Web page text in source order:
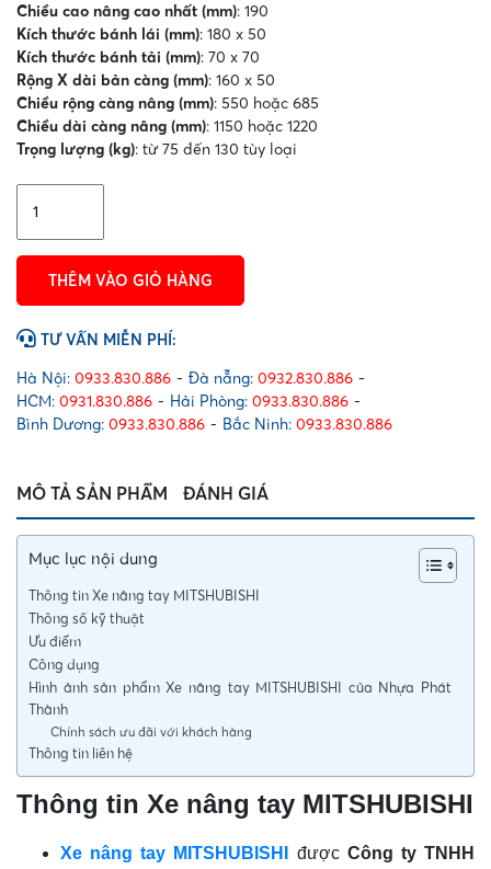
Chiều cao nâng cao nhất (mm): 190
Kích thước bánh lái (mm): 180 x 50
Kích thước bánh tải (mm): 70 x 70
Rộng X dài bản càng (mm): 160 x 50
Chiều rộng càng nâng (mm): 550 hoặc 685
Chiều dài càng nâng (mm): 1150 hoặc 1220
Trọng lượng (kg): từ 75 đến 130 tùy loại
nâng
tay
MITSHUBISHI
lượng
THÊM VÀO GIỎ HÀNG
TƯ VẤN MIỄN PHÍ:
Hà Nội: 0933.830.886 - Đà nẵng: 0932.830.886 -
HCM: 0931.830.886 - Hải Phòng: 0933.830.886 -
Bình Dương: 0933.830.886 - Bắc Ninh: 0933.830.886
MÔ TẢ SẢN PHẨM ĐÁNH GIÁ
Mục lục nội dung
Thông tin Xe nâng tay MITSHUBISHI
Thông số kỹ thuật
Ưu điểm
Công dụng
Hình ảnh sản phẩm Xe nâng tay MITSHUBISHI của Nhựa Phát
Thành
Chính sách ưu đãi với khách hàng
Thông tin liên hệ
Thông tin Xe nâng tay MITSHUBISHI
Xe nâng tay MITSHUBISHI được Công ty TNHH